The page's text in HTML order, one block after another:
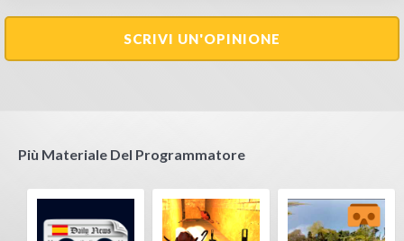
SCRIVI UN'OPINIONE
Più Materiale Del Programmatore